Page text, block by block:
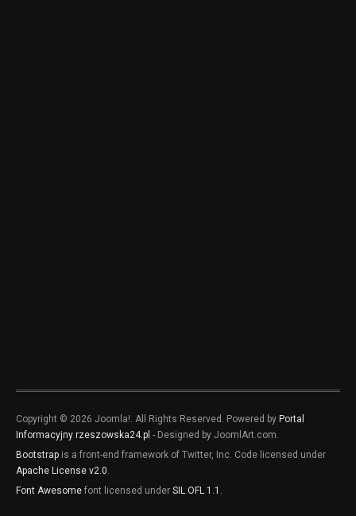
Copyright © 2026 Joomla!. All Rights Reserved. Powered by Portal
Informacyjny rzeszowska24.pl - Designed by JoomlArt.com.
Bootstrap is a front-end framework of Twitter, Inc. Code licensed under
Apache License v2.0.
Font Awesome font licensed under SIL OFL 1.1 .